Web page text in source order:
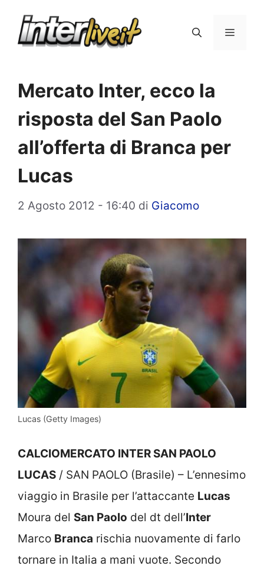
Menu
Mercato Inter, ecco la
risposta del San Paolo
all’offerta di Branca per
Lucas
2 Agosto 2012 - 16:40 di Giacomo
Lucas (Getty Images)
CALCIOMERCATO INTER SAN PAOLO
LUCAS / SAN PAOLO (Brasile) – L’ennesimo
viaggio in Brasile per l’attaccante Lucas
Moura del San Paolo del dt dell’Inter
Marco Branca rischia nuovamente di farlo
tornare in Italia a mani vuote. Secondo